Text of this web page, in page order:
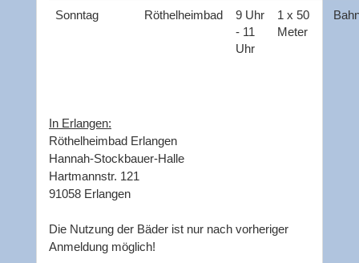
Sonntag Röthelheimbad
9 Uhr
- 11
Uhr
1 x 50
Meter
In Erlangen:
Röthelheimbad Erlangen
Hannah-Stockbauer-Halle
Hartmannstr. 121
91058 Erlangen
Die Nutzung der Bäder ist nur nach vorheriger
Anmeldung möglich!